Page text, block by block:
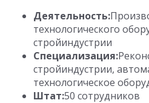
Деятельность:
технологического
стройиндустрии
Специализация:
стройиндустрии,
технологическое
Штат:50 сотрудников